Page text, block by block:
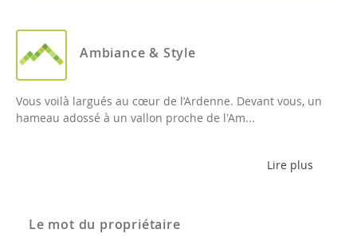
Ambiance & Style
Vous voilà largués au cœur de l’Ardenne. Devant vous, un
hameau adossé à un vallon proche de l'Am...
Lire plus
Le mot du propriétaire